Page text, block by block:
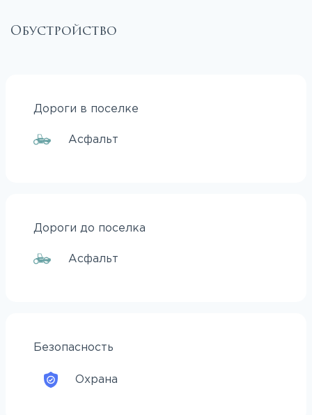
Обустройство
Дороги в поселке
Асфальт
Дороги до поселка
Асфальт
Безопасность
Охрана